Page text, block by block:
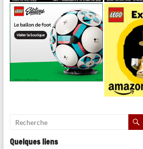
Quelques liens